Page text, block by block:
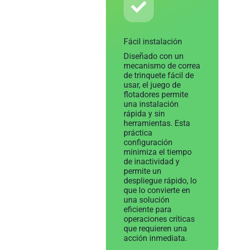
Fácil instalación
Diseñado con un
mecanismo de correa
de trinquete fácil de
usar, el juego de
flotadores permite
una instalación
rápida y sin
herramientas. Esta
práctica
configuración
minimiza el tiempo
de inactividad y
permite un
despliegue rápido, lo
que lo convierte en
una solución
eficiente para
operaciones críticas
que requieren una
acción inmediata.